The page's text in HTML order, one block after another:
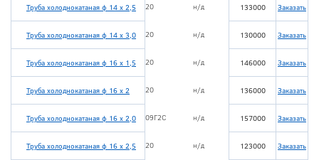
Труба холоднокатаная ф 14 х 2,5 20 н/д 133000 Заказать
Труба холоднокатаная ф 14 х 3,0 20 н/д 130000 Заказать
Труба холоднокатаная ф 16 х 1,5 20 н/д 146000 Заказать
Труба холоднокатаная ф 16 х 2 20 н/д 136000 Заказать
Труба холоднокатаная ф 16 х 2,0 09Г2С н/д 157000 Заказать
Труба холоднокатаная ф 16 х 2,5 20 н/д 123000 Заказать